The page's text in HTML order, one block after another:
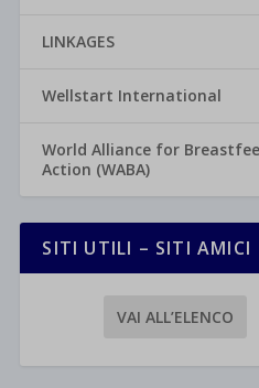
LINKAGES
Wellstart International
World Alliance for
Action (WABA)
SITI UTILI – SITI AMICI
VAI ALL’ELENCO